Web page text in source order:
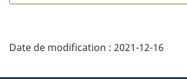
Date de modification : 2021-12-16